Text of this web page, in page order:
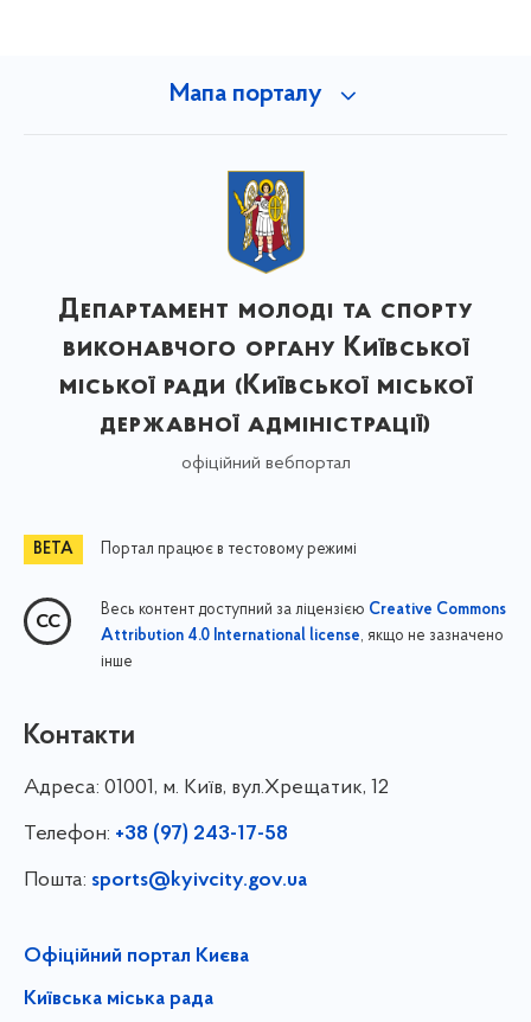
Мапа порталу
Департамент молоді та спорту
виконавчого органу Київської
міської ради (Київської міської
державної адміністрації)
офіційний вебпортал
Портал працює в тестовому режимі
Весь контент доступний за ліцензією Creative Commons
Attribution 4.0 International license, якщо не зазначено
інше
Контакти
Адреса: 01001, м. Київ, вул.Хрещатик, 12
Телефон: +38 (97) 243-17-58
Пошта: sports@kyivcity.gov.ua
Офіційний портал Києва
Київська міська рада